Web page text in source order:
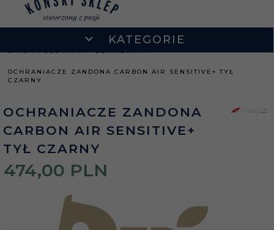
KATEGORIE
STRONA GŁÓWNA DLA KONIA
OCHRANIACZE ZANDONA CARBON AIR SENSITIVE+ TYŁ
CZARNY
OCHRANIACZE ZANDONA
CARBON AIR SENSITIVE+
TYŁ CZARNY
474,00 PLN